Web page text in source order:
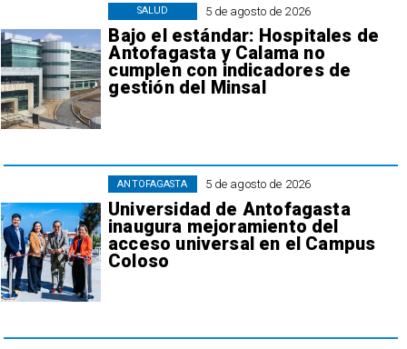
5 de agosto de 2026
Bajo el estándar: Hospitales de
Antofagasta y Calama no
cumplen con indicadores de
gestión del Minsal
SALUD
5 de agosto de 2026
Universidad de Antofagasta
inaugura mejoramiento del
acceso universal en el Campus
Coloso
ANTOFAGASTA